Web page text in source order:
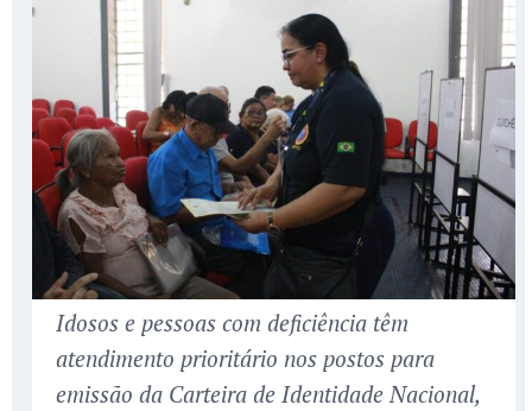
Idosos e pessoas com deficiência têm
atendimento prioritário nos postos para
emissão da Carteira de Identidade Nacional,